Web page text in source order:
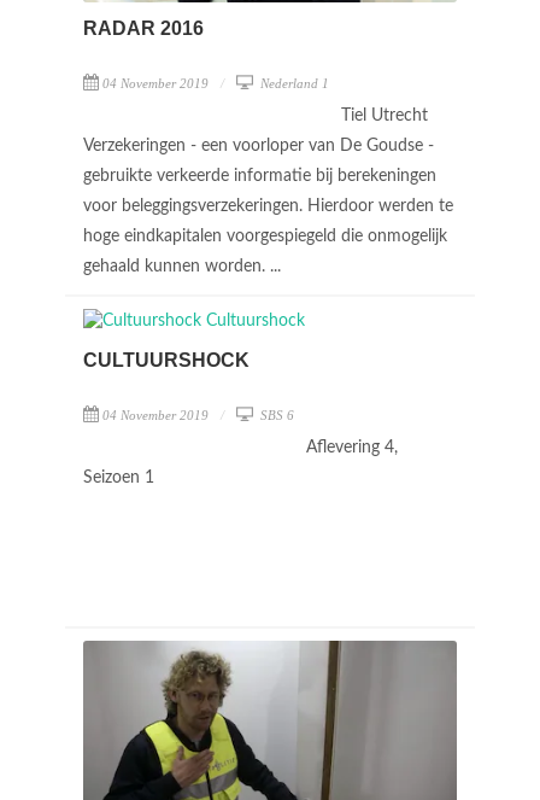
RADAR 2016
04 November 2019 Nederland 1
Tiel Utrecht
Verzekeringen - een voorloper van De Goudse -
gebruikte verkeerde informatie bij berekeningen
voor beleggingsverzekeringen. Hierdoor werden te
hoge eindkapitalen voorgespiegeld die onmogelijk
gehaald kunnen worden. ...
CULTUURSHOCK
04 November 2019 SBS 6
Aflevering 4,
Seizoen 1